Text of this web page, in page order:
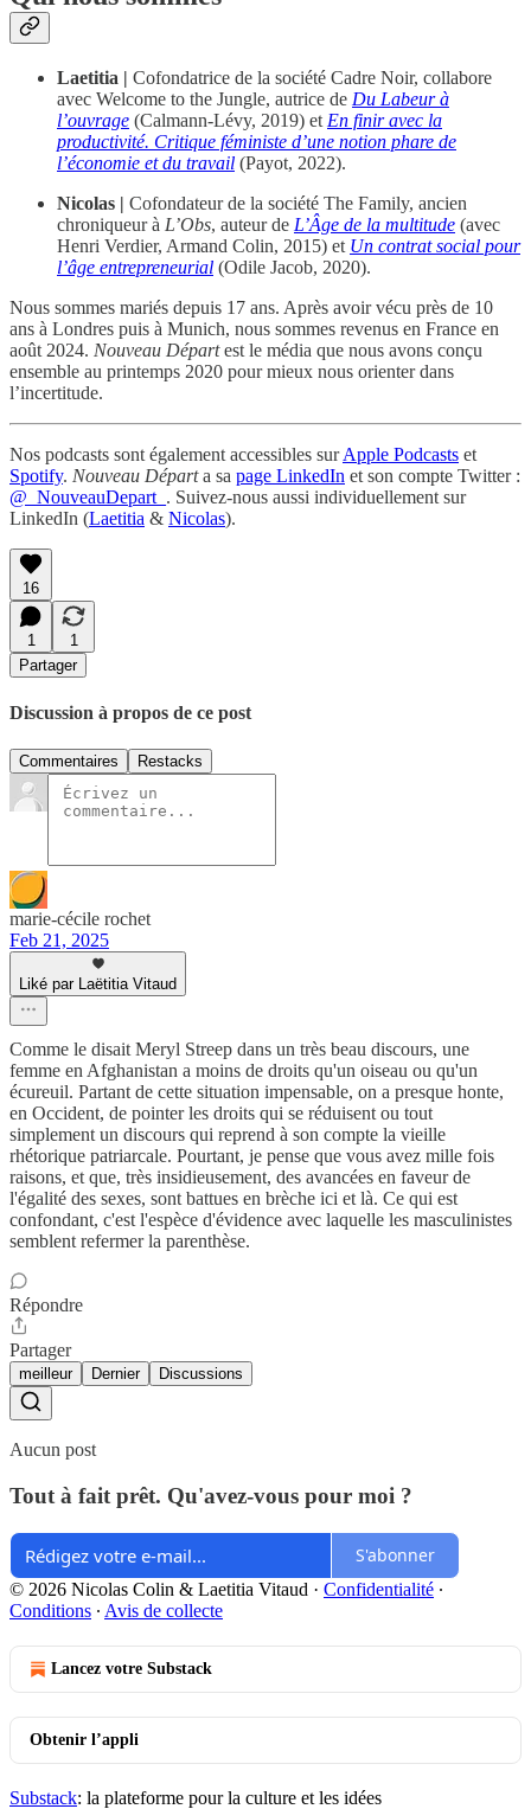
Laetitia | Cofondatrice de la société Cadre Noir, collabore
avec Welcome to the Jungle, autrice de Du Labeur à
l’ouvrage (Calmann-Lévy, 2019) et En finir avec la
productivité. Critique féministe d’une notion phare de
l’économie et du travail (Payot, 2022).
Nicolas | Cofondateur de la société The Family, ancien
chroniqueur à L’Obs, auteur de L’Âge de la multitude (avec
Henri Verdier, Armand Colin, 2015) et Un contrat social pour
l’âge entrepreneurial (Odile Jacob, 2020).
Nous sommes mariés depuis 17 ans. Après avoir vécu près de 10
ans à Londres puis à Munich, nous sommes revenus en France en
août 2024. Nouveau Départest le média que nous avons conçu
ensemble au printemps 2020 pour mieux nous orienter dans
l’incertitude.
Nos podcasts sont également accessibles surApple Podcasts et
Spotify. Nouveau Départa sa page LinkedIn et son compte Twitter :
@_NouveauDepart_ . Suivez-nous aussi individuellement sur
LinkedIn (Laetitia & Nicolas).
16
1
1
Partager
Discussion à propos de ce post
Commentaires Restacks
marie-cécile rochet
Feb 21, 2025
Liké par Laëtitia Vitaud
Comme le disait Meryl Streep dans un très beau discours, une
femme en Afghanistan a moins de droits qu'un oiseau ou qu'un
écureuil. Partant de cette situation impensable, on a presque honte,
en Occident, de pointer les droits qui se réduisent ou tout
simplement un discours qui reprend à son compte la vieille
rhétorique patriarcale. Pourtant, je pense que vous avez mille fois
raisons, et que, très insidieusement, des avancées en faveur de
l'égalité des sexes, sont battues en brèche ici et là. Ce qui est
confondant, c'est l'espèce d'évidence avec laquelle les masculinistes
semblent refermer la parenthèse.
Répondre
Partager
meilleur Dernier Discussions
Aucun post
Tout à fait prêt. Qu'avez-vous pour moi ?
S'abonner
© 2026 Nicolas Colin & Laetitia Vitaud · Confidentialité ∙
Conditions ∙ Avis de collecte
Lancez votre Substack
Obtenir l’appli
Substack: la plateforme pour la culture et les idées